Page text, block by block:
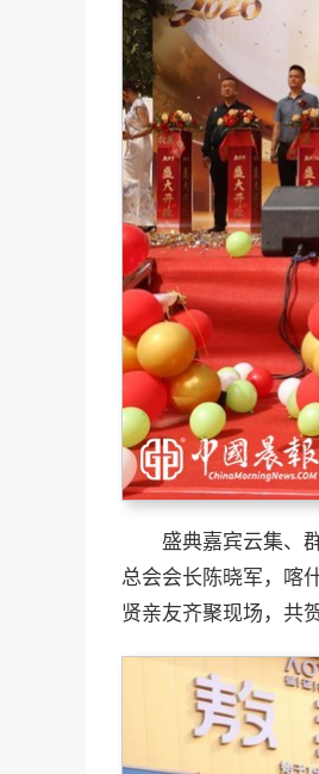
盛典嘉宾云集、
总会会长陈晓军，喀
贤亲友齐聚现场，共